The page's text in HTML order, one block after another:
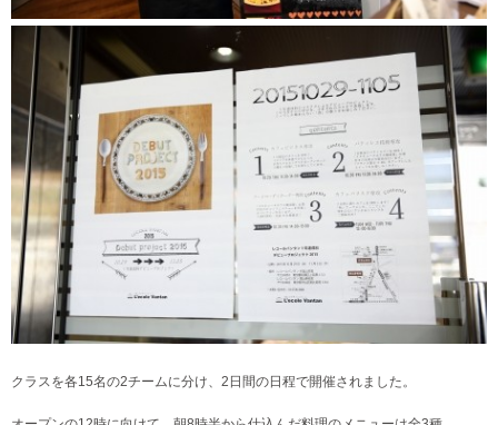
クラスを各15名の2チームに分け、2日間の日程で開催されました。